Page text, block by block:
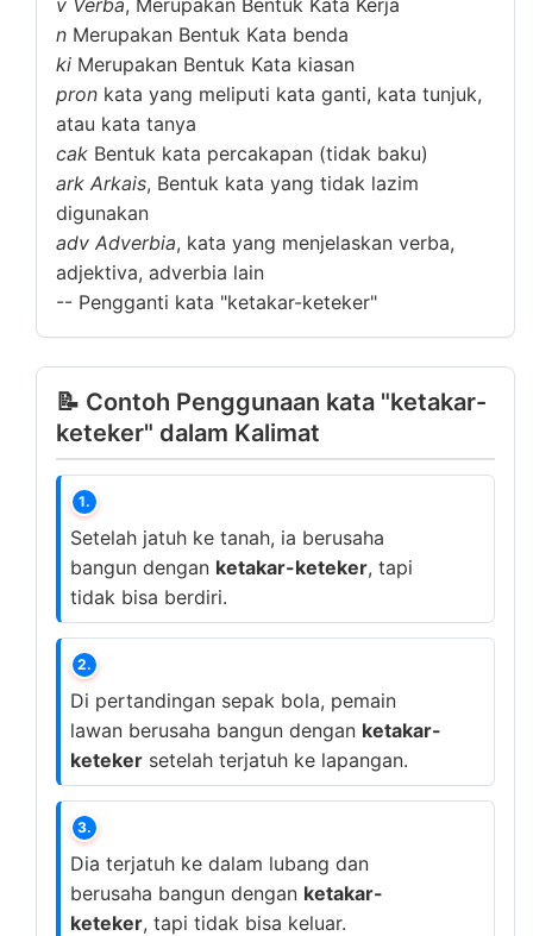
v Verba, Merupakan Bentuk Kata Kerja
n Merupakan Bentuk Kata benda
ki Merupakan Bentuk Kata kiasan
pron kata yang meliputi kata ganti, kata tunjuk,
atau kata tanya
cak Bentuk kata percakapan (tidak baku)
ark Arkais, Bentuk kata yang tidak lazim
digunakan
adv Adverbia, kata yang menjelaskan verba,
adjektiva, adverbia lain
-- Pengganti kata "ketakar-keteker"
📝 Contoh Penggunaan kata "ketakar-
keteker" dalam Kalimat
1.
Setelah jatuh ke tanah, ia berusaha
bangun dengan ketakar-keteker, tapi
tidak bisa berdiri.
2.
Di pertandingan sepak bola, pemain
lawan berusaha bangun dengan ketakar-
keteker setelah terjatuh ke lapangan.
3.
Dia terjatuh ke dalam lubang dan
berusaha bangun dengan ketakar-
keteker, tapi tidak bisa keluar.